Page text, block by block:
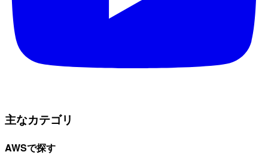
主なカテゴリ
AWSで探す